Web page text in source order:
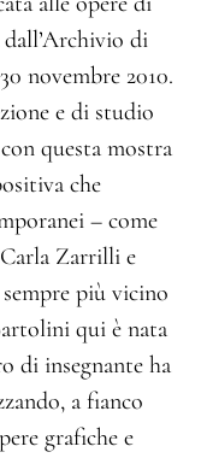
di
novembre 2010.
e di studio
questa mostra
che
– come
Zarrilli e
più vicino
qui è nata
di insegnante ha
a fianco
grafiche e